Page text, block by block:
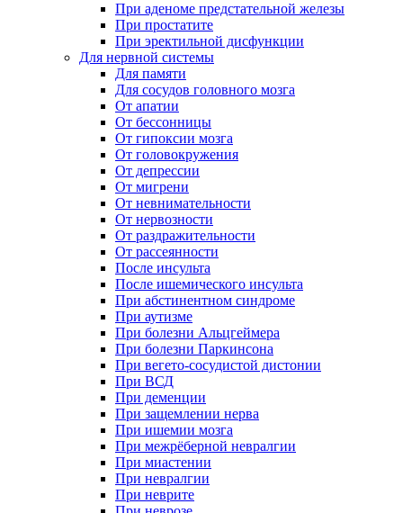
При аденоме предстательной железы
При простатите
При эректильной дисфункции
Для нервной системы
Для памяти
Для сосудов головного мозга
От апатии
От бессонницы
От гипоксии мозга
От головокружения
От депрессии
От мигрени
От невнимательности
От нервозности
От раздражительности
От рассеянности
После инсульта
После ишемического инсульта
При абстинентном синдроме
При аутизме
При болезни Альцгеймера
При болезни Паркинсона
При вегето-сосудистой дистонии
При ВСД
При деменции
При защемлении нерва
При ишемии мозга
При межрёберной невралгии
При миастении
При невралгии
При неврите